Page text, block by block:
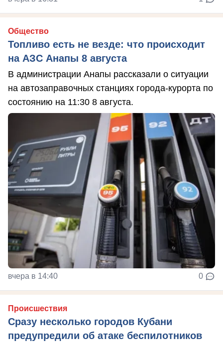
Общество
Топливо есть не везде: что происходит
на АЗС Анапы 8 августа
В администрации Анапы рассказали о ситуации
на автозаправочных станциях города-курорта по
состоянию на 11:30 8 августа.
вчера в 14:40 0
Происшествия
Сразу несколько городов Кубани
предупредили об атаке беспилотников